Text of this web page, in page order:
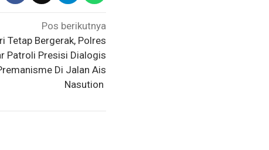
Pos berikutnya
Tetap Bergerak, Polres
Patroli Presisi Dialogis
Di Jalan Ais
Nasution